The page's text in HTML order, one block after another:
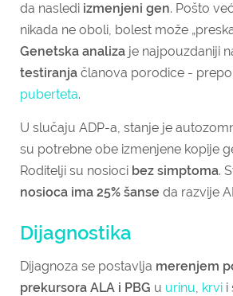
da nasledi izmenjeni gen. Pošto
nikada ne oboli, bolest može
Genetska analiza je najpouzdaniji
testiranja članova porodice -
puberteta.
U slučaju ADP-a, stanje je
su potrebne obe izmenjene kopije
Roditelji su nosioci bez simptoma.
nosioca ima 25% šanse da razvije
Dijagnostika
Dijagnoza se postavlja merenjem
prekursora ALA i PBG u urinu, krvi i